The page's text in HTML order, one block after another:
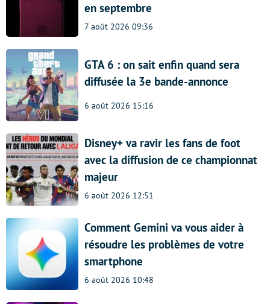
en septembre
7 août 2026 09:36
GTA 6 : on sait enfin quand sera
diffusée la 3e bande-annonce
6 août 2026 15:16
Disney+ va ravir les fans de foot
avec la diffusion de ce championnat
majeur
6 août 2026 12:51
Comment Gemini va vous aider à
résoudre les problèmes de votre
smartphone
6 août 2026 10:48